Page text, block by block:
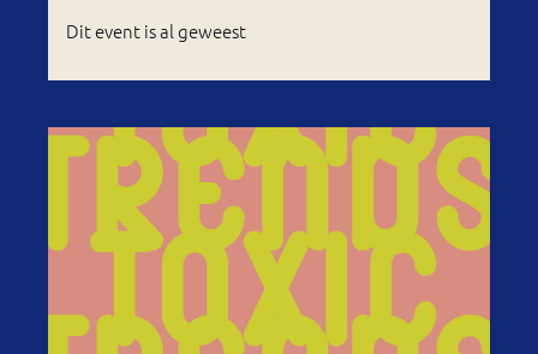
Dit event is al geweest